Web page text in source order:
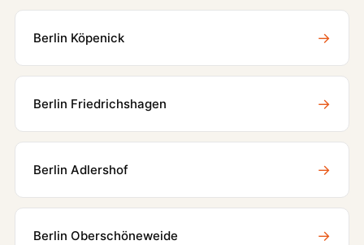
Berlin Köpenick →
Berlin Friedrichshagen →
Berlin Adlershof →
Berlin Oberschöneweide →